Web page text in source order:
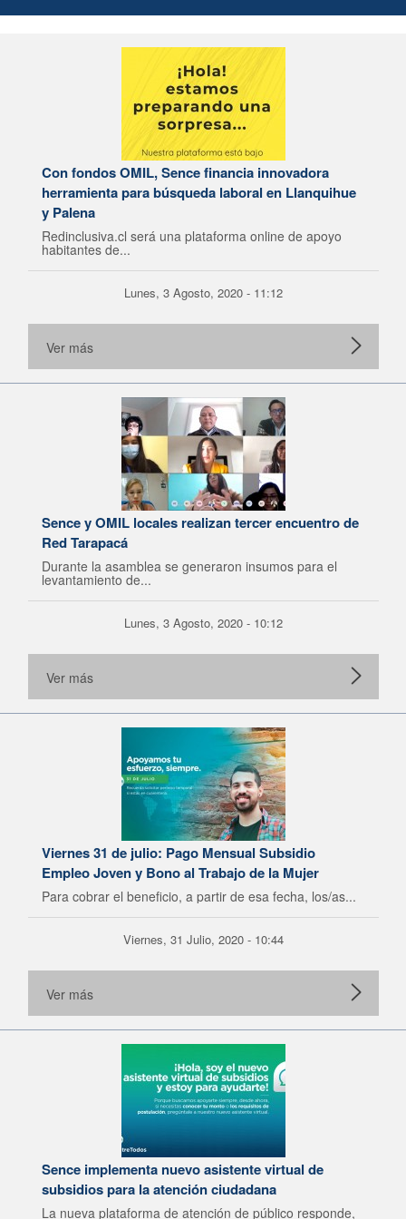
Con fondos OMIL, Sence financia innovadora
herramienta para búsqueda laboral en Llanquihue
y Palena
Redinclusiva.cl será una plataforma online de apoyo
habitantes de...
Lunes, 3 Agosto, 2020 - 11:12
Ver más
Sence y OMIL locales realizan tercer encuentro de
Red Tarapacá
Durante la asamblea se generaron insumos para el
levantamiento de...
Lunes, 3 Agosto, 2020 - 10:12
Ver más
Viernes 31 de julio: Pago Mensual Subsidio
Empleo Joven y Bono al Trabajo de la Mujer
Para cobrar el beneficio, a partir de esa fecha, los/as...
Viernes, 31 Julio, 2020 - 10:44
Ver más
Sence implementa nuevo asistente virtual de
subsidios para la atención ciudadana
La nueva plataforma de atención de público responde,